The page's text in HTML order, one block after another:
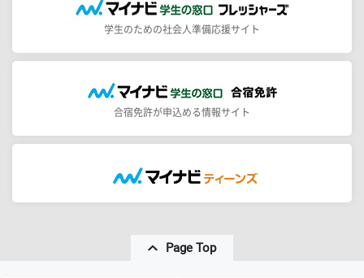
学生のための社会人準備応援サイト
合宿免許が申込める情報サイト
Page Top